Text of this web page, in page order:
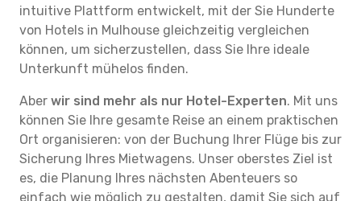
intuitive Plattform entwickelt, mit der Sie Hunderte
von Hotels in Mulhouse gleichzeitig vergleichen
können, um sicherzustellen, dass Sie Ihre ideale
Unterkunft mühelos finden.
Aber wir sind mehr als nur Hotel-Experten. Mit uns
können Sie Ihre gesamte Reise an einem praktischen
Ort organisieren: von der Buchung Ihrer Flüge bis zur
Sicherung Ihres Mietwagens. Unser oberstes Ziel ist
es, die Planung Ihres nächsten Abenteuers so
einfach wie möglich zu gestalten, damit Sie sich auf